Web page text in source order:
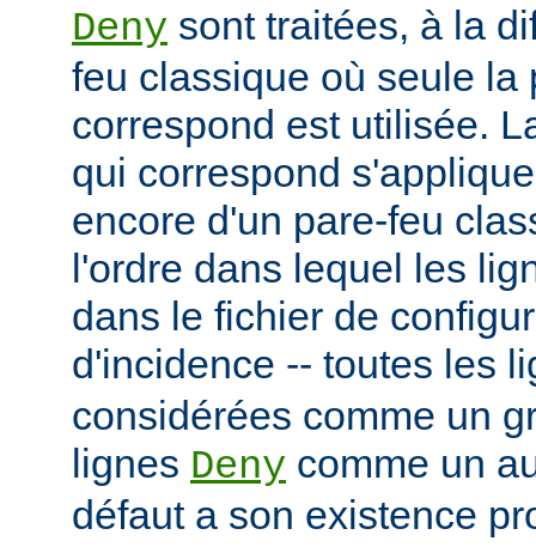
Deny sont traitées, à la
feu classique où seule la
correspond est utilisée.
qui correspond
encore d'un pare-feu
l'ordre dans lequel les
dans le fichier de
d'incidence -- toutes les
considérées comme un
lignes Deny comme un
défaut a son existence